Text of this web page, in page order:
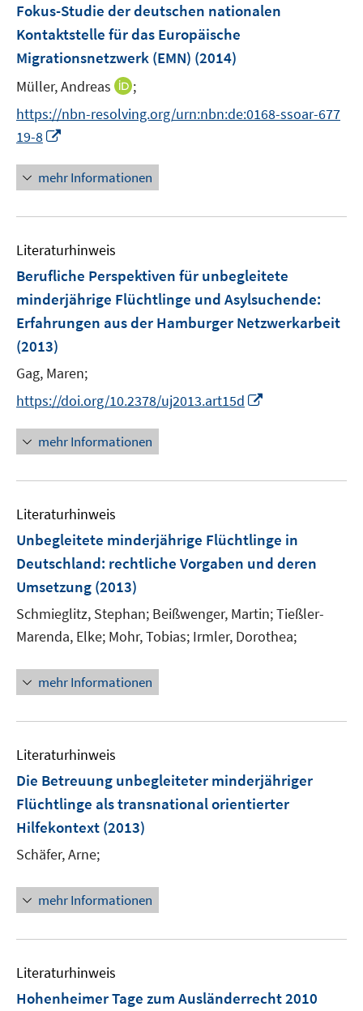
Fokus-Studie der deutschen nationalen
Kontaktstelle für das Europäische
Migrationsnetzwerk (EMN) (2014)
Müller, Andreas
I
n
u
e
F
s
t
e
f
e
n
;
https://nbn-resolving.org/urn:nbn:de:0168-ssoar-677
19-8
n
e
u
m
F
e
n
s
e
ö
f
f
e
mehr Informationen
Literaturhinweis
Berufliche Perspektiven für unbegleitete
minderjährige Flüchtlinge und Asylsuchende:
Erfahrungen aus der Hamburger Netzwerkarbeit
(2013)
Gag, Maren;
https://doi.org/10.2378/uj2013.art15d
u
F
e
n
t
e
mehr Informationen
Literaturhinweis
Unbegleitete minderjährige Flüchtlinge in
Deutschland: rechtliche Vorgaben und deren
Umsetzung (2013)
Schmieglitz, Stephan; Beißwenger, Martin;Tießler-
Marenda, Elke; Mohr, Tobias; Irmler, Dorothea;
mehr Informationen
Literaturhinweis
Die Betreuung unbegleiteter minderjähriger
Flüchtlinge als transnational orientierter
Hilfekontext (2013)
Schäfer, Arne;
mehr Informationen
Literaturhinweis
Hohenheimer Tage zum Ausländerrecht 2010